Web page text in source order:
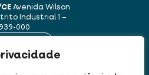
Avenida Wilson
Industrial 1 –
000